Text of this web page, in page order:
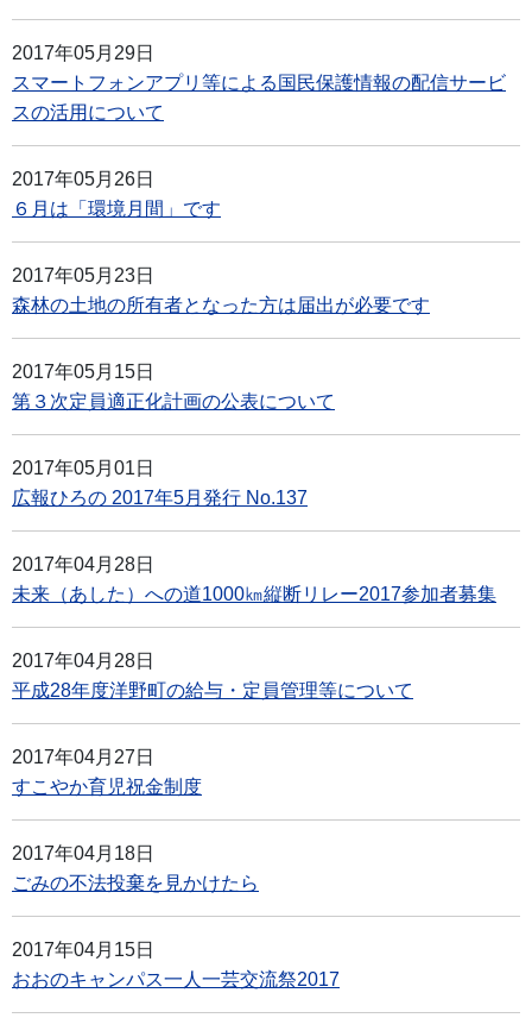
2017年05月29日
スマートフォンアプリ等による国民保護情報の配信サービ
スの活用について
2017年05月26日
６月は「環境月間」です
2017年05月23日
森林の土地の所有者となった方は届出が必要です
2017年05月15日
第３次定員適正化計画の公表について
2017年05月01日
広報ひろの 2017年5月発行 No.137
2017年04月28日
未来（あした）への道1000㎞縦断リレー2017参加者募集
2017年04月28日
平成28年度洋野町の給与・定員管理等について
2017年04月27日
すこやか育児祝金制度
2017年04月18日
ごみの不法投棄を見かけたら
2017年04月15日
おおのキャンパス一人一芸交流祭2017